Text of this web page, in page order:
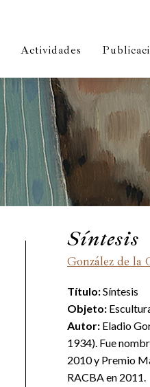
Actividades
Síntesis
González de la
Título:Síntesis
Objeto:
Autor: Eladio
1934). Fue
2010 y Premio
RACBA en 2011.